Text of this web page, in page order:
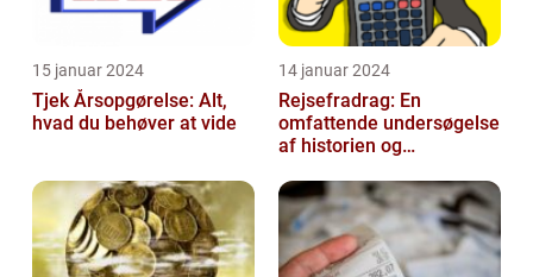
15 januar 2024
Tjek Årsopgørelse: Alt,
hvad du behøver at vide
14 januar 2024
Rejsefradrag: En
omfattende undersøgelse
af historien og